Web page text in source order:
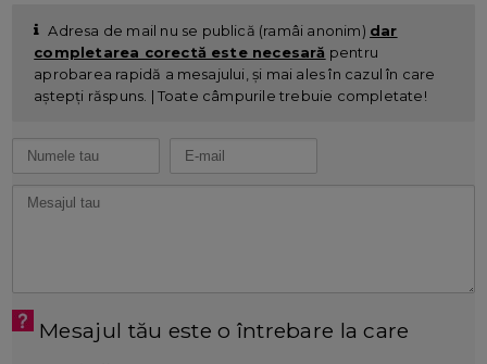
Adresa de mail nu se publică (ramâi anonim) dar
completarea corectă este necesară pentru
aprobarea rapidă a mesajului, și mai ales în cazul în care
aștepți răspuns. | Toate câmpurile trebuie completate!
Mesajul tău este o întrebare la care